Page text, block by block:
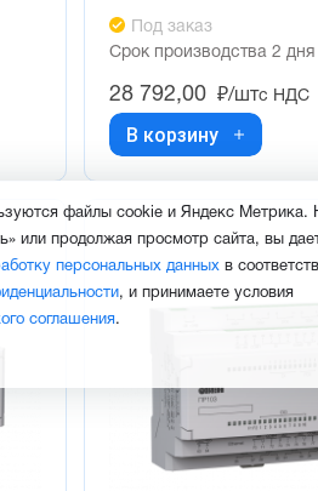
Под заказ
Срок производства 2 дня
28 792,00 ₽/штс НДС
В корзину
файлы cookie и Яндекс Метрика.
или продолжая просмотр сайта, вы
персональных данных в
, и принимаете условия
соглашения.